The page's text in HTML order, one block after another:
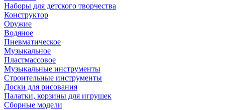
Наборы для детского творчества
Конструктор
Оружие
Водяное
Пневматическое
Музыкальное
Пластмассовое
Музыкальные инструменты
Строительные инструменты
Доски для рисования
Палатки, корзины для игрушек
Сборные модели